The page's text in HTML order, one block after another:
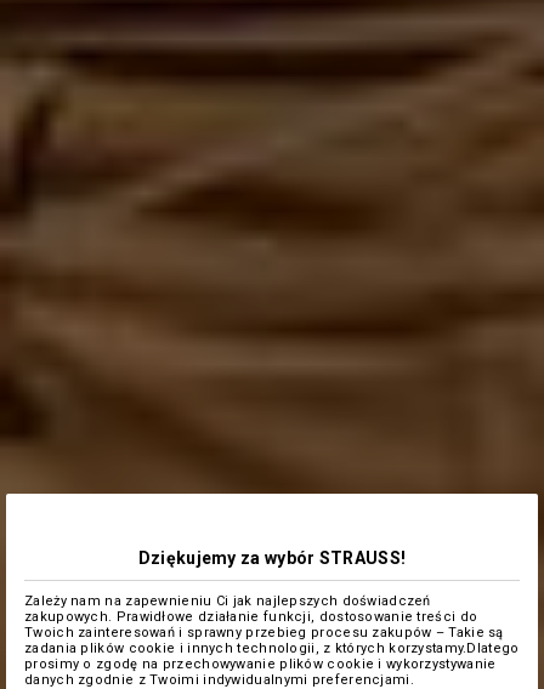
Dziękujemy za wybór STRAUSS!
Zależy nam na zapewnieniu Ci jak najlepszych doświadczeń
zakupowych. Prawidłowe działanie funkcji, dostosowanie treści do
Twoich zainteresowań i sprawny przebieg procesu zakupów – Takie są
zadania plików cookie i innych technologii, z których korzystamy.Dlatego
prosimy o zgodę na przechowywanie plików cookie i wykorzystywanie
danych zgodnie z Twoimi indywidualnymi preferencjami.